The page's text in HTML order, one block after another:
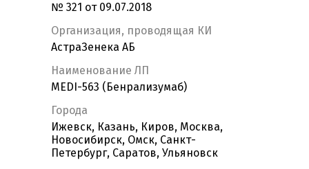
№ 321 от 09.07.2018
Организация, проводящая КИ
АстраЗенека АБ
Наименование ЛП
MEDI-563 (Бенрализумаб)
Города
Ижевск, Казань, Киров, Москва,
Новосибирск, Омск, Санкт-
Петербург, Саратов, Ульяновск